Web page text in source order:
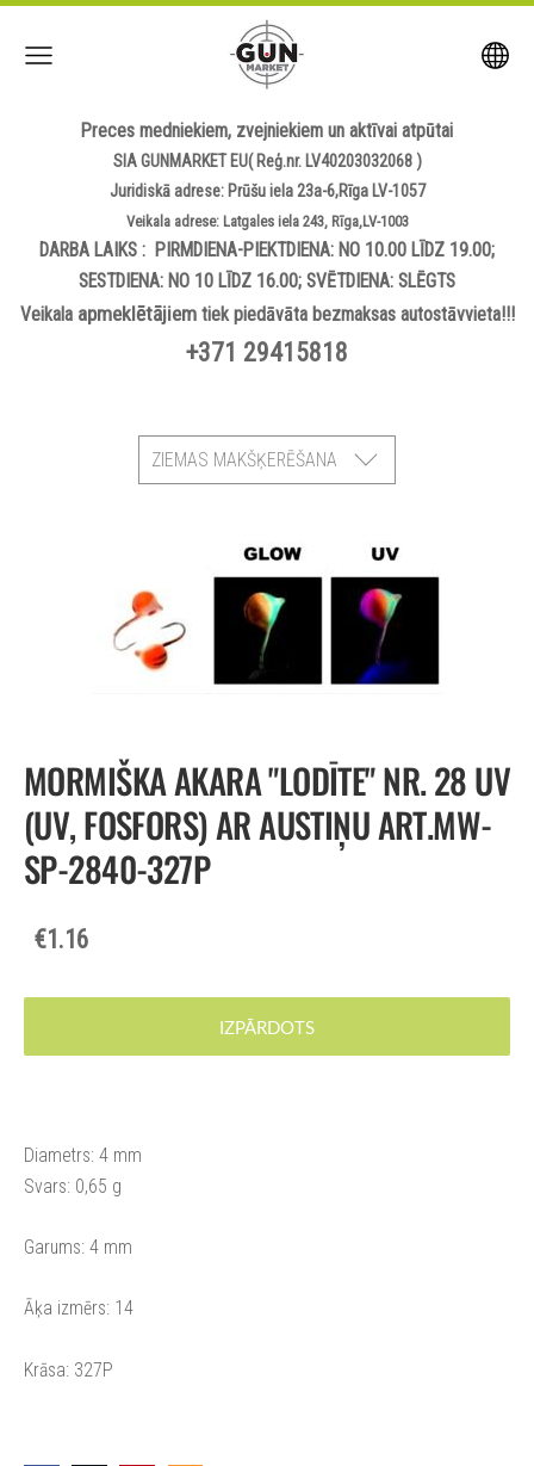
Preces medniekiem, zvejniekiem un aktīvai atpūtai
SIA GUNMARKET EU( Reģ.nr. LV40203032068 )
Juridiskā adrese: Prūšu iela 23a-6,Rīga LV-1057
Veikala adrese: Latgales iela 243, Rīga,LV-1003
DARBA LAIKS : PIRMDIENA-PIEKTDIENA: NO 10.00 LĪDZ 19.00;
SESTDIENA: NO 10 LĪDZ 16.00; SVĒTDIENA: SLĒGTS
Veikala apmeklētājiemtiek piedāvāta bezmaksas autostāvvieta!!!
+371 29415818
ZIEMAS MAKŠĶERĒŠANA
MORMIŠKA AKARA "LODĪTE" NR. 28 UV
(UV, FOSFORS) AR AUSTIŅU ART.MW-
SP-2840-327P
€1.16
IZPĀRDOTS
Diametrs: 4 mm
Svars: 0,65 g
Garums: 4 mm
Āķa izmērs: 14
Krāsa: 327P